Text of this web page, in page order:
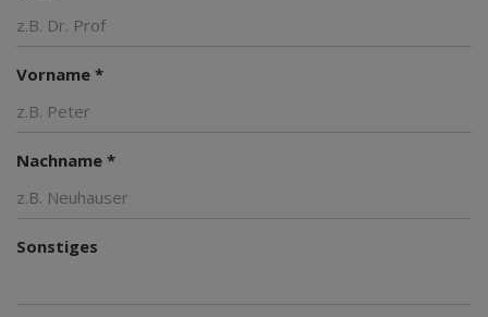
Vorname *
Nachname *
Sonstiges